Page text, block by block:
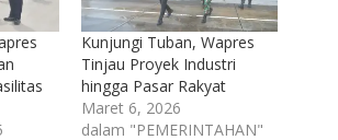
Kunjungi Tuban, Wapres
Tinjau Proyek Industri
hingga Pasar Rakyat
Maret 6, 2026
dalam "PEMERINTAHAN"